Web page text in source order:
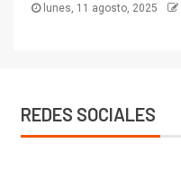
lunes, 11 agosto, 2025
REDES SOCIALES